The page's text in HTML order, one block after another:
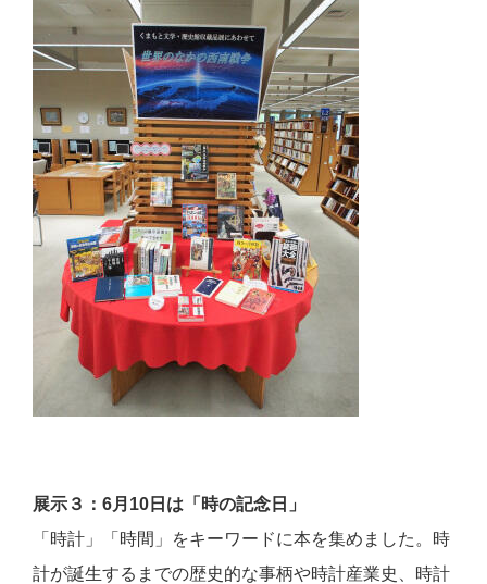
展示３： 6月 10 日は「時の記念日」
「時計」「時間」をキーワードに本を集めました。時
計が誕生するまでの歴史的な事柄や時計産業史、時計